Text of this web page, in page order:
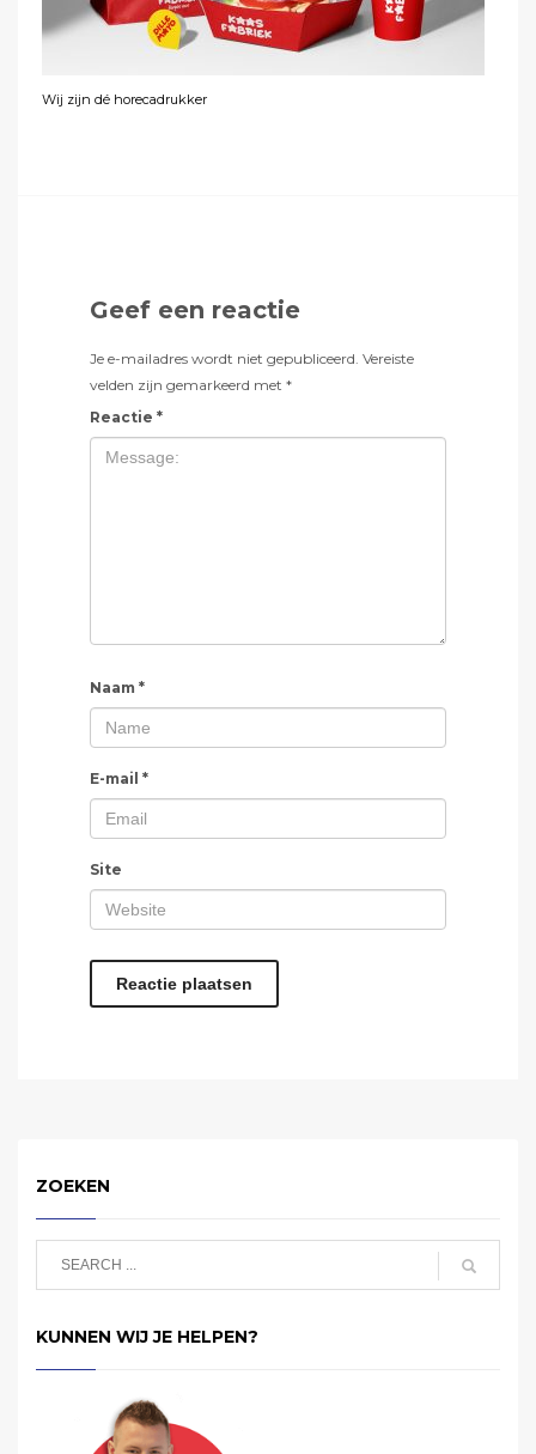
Wij zijn dé horecadrukker
Geef een reactie
Je e-mailadres wordt niet gepubliceerd. Vereiste
velden zijn gemarkeerd met *
Reactie *
Naam *
E-mail *
Site
ZOEKEN
KUNNEN WIJ JE HELPEN?